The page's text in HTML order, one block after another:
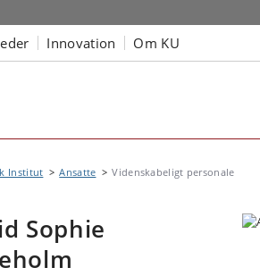
Innovation Om KU
Institut Ansatte Videnskabeligt personale
Sophie